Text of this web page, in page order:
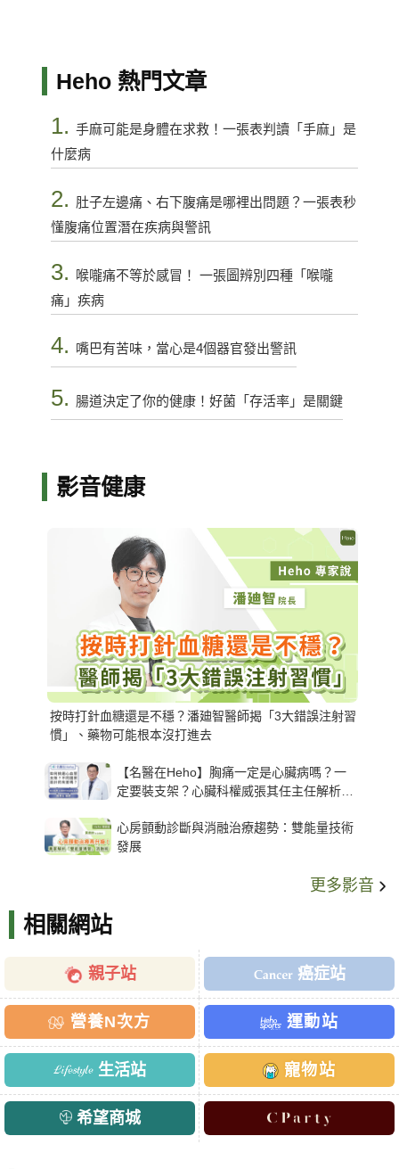
Heho 熱門文章
1. 手麻可能是身體在求救！一張表判讀「手麻」是
什麼病
2. 肚子左邊痛、右下腹痛是哪裡出問題？一張表秒
懂腹痛位置潛在疾病與警訊
3.
喉嚨痛不等於感冒！ 一張圖辨別四種「喉嚨
痛」疾病
4. 嘴巴有苦味，當心是4個器官發出警訊
5. 腸道決定了你的健康！好菌「存活率」是關鍵
影音健康
按時打針血糖還是不穩？潘廸智醫師揭「3大錯誤注射習
慣」、藥物可能根本沒打進去
【名醫在Heho】胸痛一定是心臟病嗎？一
定要裝支架？心臟科權威張其任主任解析支
心房顫動診斷與消融治療趨勢：雙能量技術
發展
更多影音
相關網站
親子站 癌症站
營養N次方 運動站
生活站 寵物站
希望商城